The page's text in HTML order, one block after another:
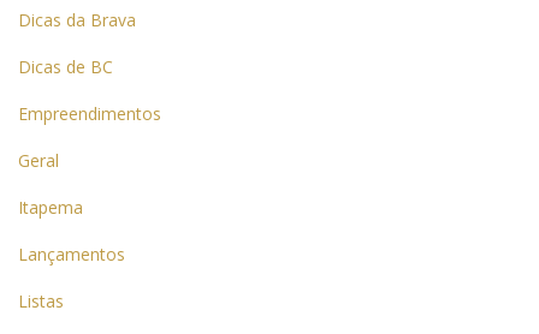
Dicas da Brava
Dicas de BC
Empreendimentos
Geral
Itapema
Lançamentos
Listas